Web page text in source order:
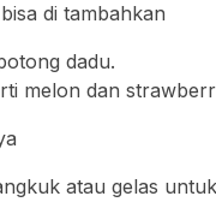
di tambahkan
dadu.
melon dan
atau gelas untuk